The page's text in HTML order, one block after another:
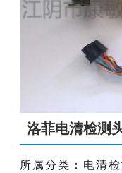
洛菲电清检测
所属分类：电清